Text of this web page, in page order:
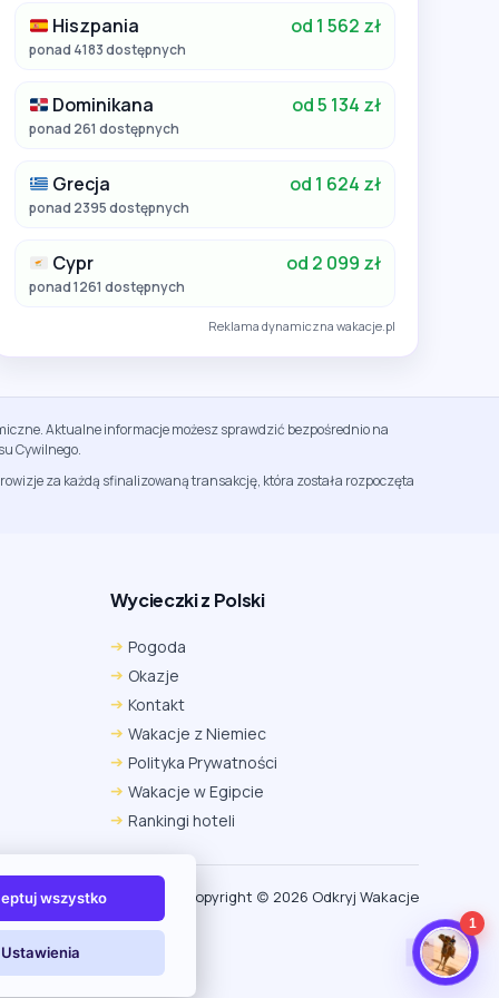
Hiszpania od 1 562 zł
ponad 4183 dostępnych
Dominikana od 5 134 zł
ponad 261 dostępnych
Grecja od 1 624 zł
ponad 2395 dostępnych
Cypr od 2 099 zł
ponad 1261 dostępnych
Reklama dynamiczna wakacje.pl
Aktualne informacje możesz sprawdzić bezpośrednio na
Cywilnego.
za każdą sfinalizowaną transakcję, która została rozpoczęta
Wycieczki z Polski
Pogoda
Okazje
Kontakt
Wakacje z Niemiec
Polityka Prywatności
Wakacje w Egipcie
Rankingi hoteli
Copyright (c) 2026 Odkryj Wakacje
1
Edge
Ustawienia → Prywatność i bezpieczeństwo → Pliki
cookie innych firm → ustaw „Zezwalaj”.
Na czas rezerwacji nie blokuj cookies i śledzenia dla tej
Na czas rezerwacji nie korzystaj z trybu incognito.
wszystko
Ustawienia